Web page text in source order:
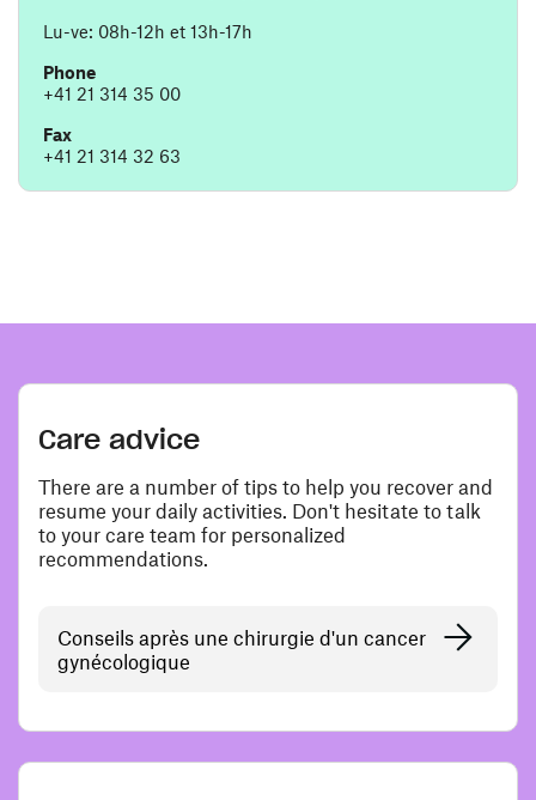
Lu-ve: 08h-12h et 13h-17h
Phone
+41 21 314 35 00
Fax
+41 21 314 32 63
Care advice
There are a number of tips to help you recover and
resume your daily activities. Don't hesitate to talk
to your care team for personalized
recommendations.
Conseils après une chirurgie d'un cancer
gynécologique